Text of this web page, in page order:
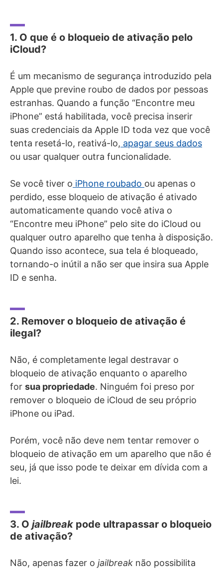
1. O que é o bloqueio de ativação pelo
iCloud?
É um mecanismo de segurança introduzido pela
Apple que previne roubo de dados por pessoas
estranhas. Quando a função “Encontre meu
iPhone” está habilitada, você precisa inserir
suas credenciais da Apple ID toda vez que você
tenta resetá-lo, reativá-lo, apagar seus dados
ou usar qualquer outra funcionalidade.
Se você tiver o iPhone roubado ou apenas o
perdido, esse bloqueio de ativação é ativado
automaticamente quando você ativa o
“Encontre meu iPhone” pelo site do iCloud ou
qualquer outro aparelho que tenha à disposição.
Quando isso acontece, sua tela é bloqueado,
tornando-o inútil a não ser que insira sua Apple
ID e senha.
2. Remover o bloqueio de ativação é
ilegal?
Não, é completamente legal destravar o
bloqueio de ativação enquanto o aparelho
for sua propriedade. Ninguém foi preso por
remover o bloqueio de iCloud de seu próprio
iPhone ou iPad.
Porém, você não deve nem tentar remover o
bloqueio de ativação em um aparelho que não é
seu, já que isso pode te deixar em dívida com a
lei.
3. O jailbreak pode ultrapassar o bloqueio
de ativação?
Não, apenas fazer o jailbreak não possibilita